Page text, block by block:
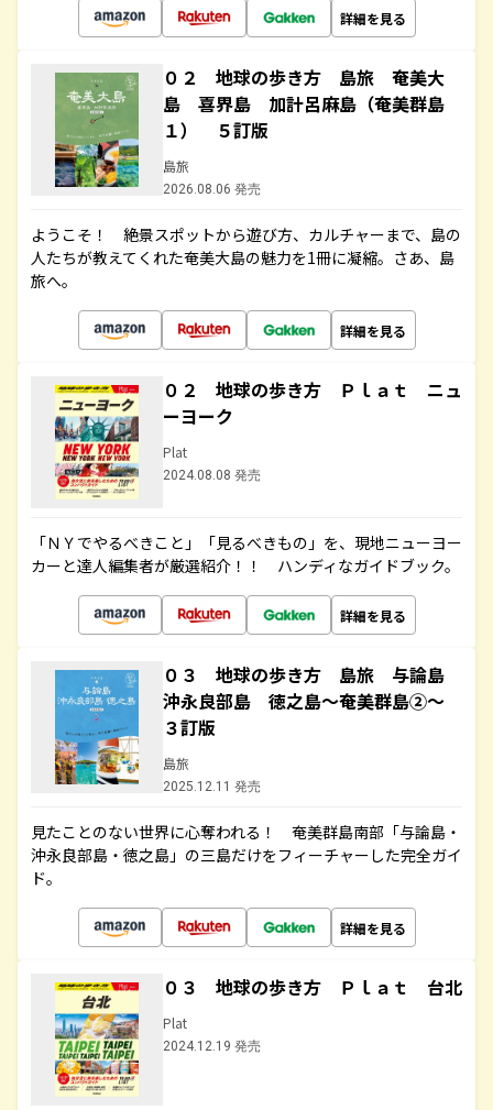
詳細を見る
０２ 地球の歩き方 島旅 奄美大
島 喜界島 加計呂麻島（奄美群島
１） ５訂版
島旅
2026.08.06 発売
ようこそ！ 絶景スポットから遊び方、カルチャーまで、島の
人たちが教えてくれた奄美大島の魅力を1冊に凝縮。さあ、島
旅へ。
詳細を見る
０２ 地球の歩き方 Ｐｌａｔ ニュ
ーヨーク
Plat
2024.08.08 発売
「ＮＹでやるべきこと」「見るべきもの」を、現地ニューヨー
カーと達人編集者が厳選紹介！！ ハンディなガイドブック。
詳細を見る
０３ 地球の歩き方 島旅 与論島
沖永良部島 徳之島～奄美群島②～
３訂版
島旅
2025.12.11 発売
見たことのない世界に心奪われる！ 奄美群島南部「与論島・
沖永良部島・徳之島」の三島だけをフィーチャーした完全ガイ
ド。
詳細を見る
０３ 地球の歩き方 Ｐｌａｔ 台北
Plat
2024.12.19 発売